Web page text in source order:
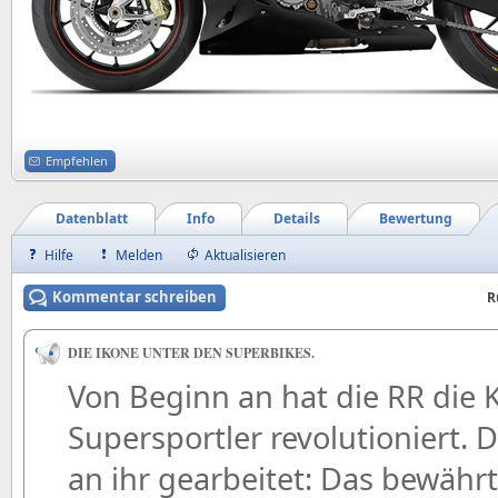
Empfehlen
Bewertung
Details
Info
Datenblatt
Hilfe
Melden Aktualisieren
Kommentar schreiben
DIE IKONE UNTER DEN SUPERBIKES.
Von Beginn an hat die RR die
Supersportler revolutioniert.
an ihr gearbeitet: Das